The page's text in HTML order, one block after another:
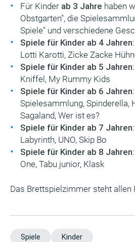
Für Kinder ab 3 Jahre haben
Obstgarten", die
Spiele" und verschiedene
Spiele für Kinder ab 4 Jahren
Lotti Karotti, Zicke Zacke
Spiele für Kinder ab 5 Jahren
Kniffel, My Rummy Kids
Spiele für Kinder ab 6 Jahren
Spielesammlung, Spinderella,
Sagaland, Wer ist es?
Spiele für Kinder ab 7 Jahren
Labyrinth, UNO, Skip Bo
Spiele für Kinder ab 8 Jahren
One, Tabu junior, Klask
Das Brettspielzimmer steht allen
Spiele Kinder